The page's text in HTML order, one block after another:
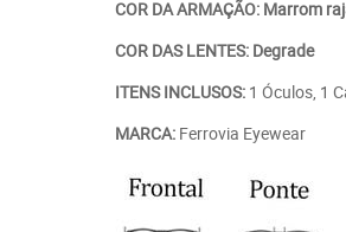
COR DA ARMAÇÃO: Marrom
COR DAS LENTES: Degrade
ITENS INCLUSOS: 1 Óculos, 1
MARCA: Ferrovia Eyewear